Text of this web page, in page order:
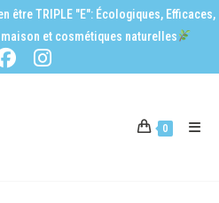
être TRIPLE "E": Écologiques, Efficaces,
et cosmétiques naturelles
0